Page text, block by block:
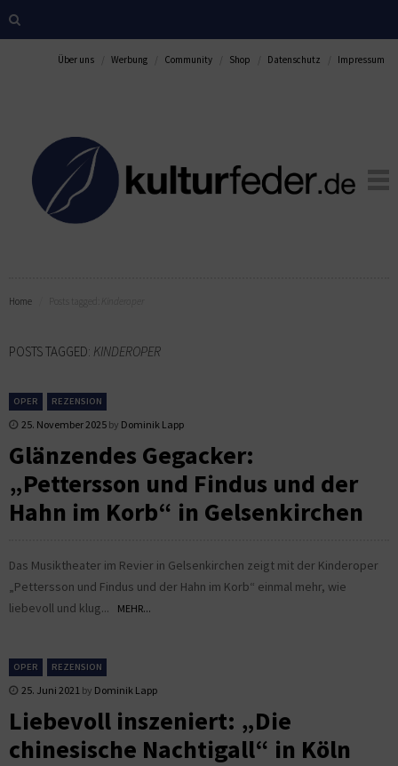
Über uns Werbung Community Shop Datenschutz Impressum
Home Kinderoper
POSTS TAGGED: KINDEROPER
OPER REZENSION
25. November 2025 by Dominik Lapp
Glänzendes Gegacker:
„Pettersson und Findus und der
Hahn im Korb“ in Gelsenkirchen
Das Musiktheater im Revier in Gelsenkirchen zeigt mit der Kinderoper
„Pettersson und Findus und der Hahn im Korb“ einmal mehr, wie
liebevoll und klug...
MEHR...
OPER REZENSION
25. Juni 2021 by Dominik Lapp
Liebevoll inszeniert: „Die
chinesische Nachtigall“ in Köln